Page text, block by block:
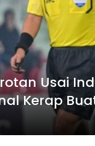
Usai
Kerap